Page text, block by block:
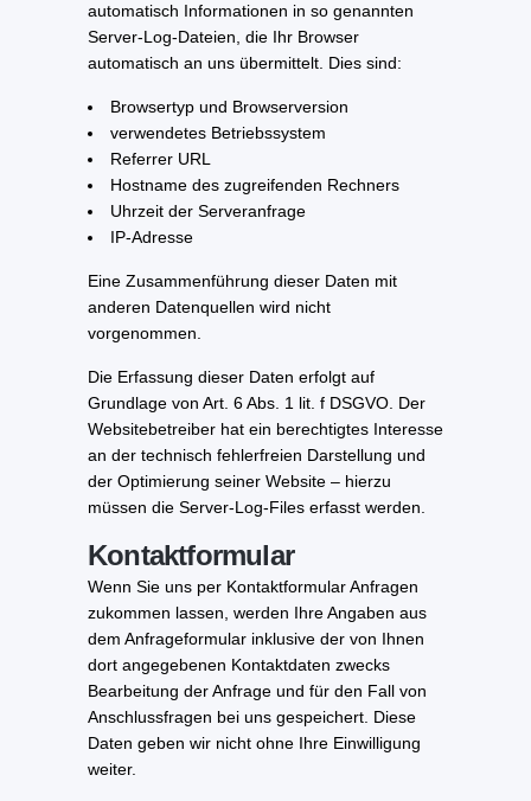
automatisch Informationen in so genannten
Server-Log-Dateien, die Ihr Browser
automatisch an uns übermittelt. Dies sind:
Browsertyp und Browserversion
verwendetes Betriebssystem
Referrer URL
Hostname des zugreifenden Rechners
Uhrzeit der Serveranfrage
IP-Adresse
Eine Zusammenführung dieser Daten mit
anderen Datenquellen wird nicht
vorgenommen.
Die Erfassung dieser Daten erfolgt auf
Grundlage von Art. 6 Abs. 1 lit. f DSGVO. Der
Websitebetreiber hat ein berechtigtes Interesse
an der technisch fehlerfreien Darstellung und
der Optimierung seiner Website – hierzu
müssen die Server-Log-Files erfasst werden.
Kontaktformular
Wenn Sie uns per Kontaktformular Anfragen
zukommen lassen, werden Ihre Angaben aus
dem Anfrageformular inklusive der von Ihnen
dort angegebenen Kontaktdaten zwecks
Bearbeitung der Anfrage und für den Fall von
Anschlussfragen bei uns gespeichert. Diese
Daten geben wir nicht ohne Ihre Einwilligung
weiter.